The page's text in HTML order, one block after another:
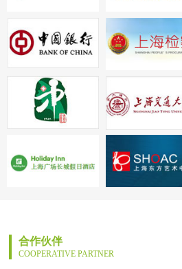
合作伙伴
COOPERATIVE PARTNER